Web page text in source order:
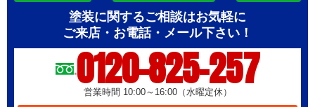
塗装に関するご相談はお気軽に
ご来店・お電話・メール下さい！
0120-825-257
営業時間 10:00～16:00（水曜定休）